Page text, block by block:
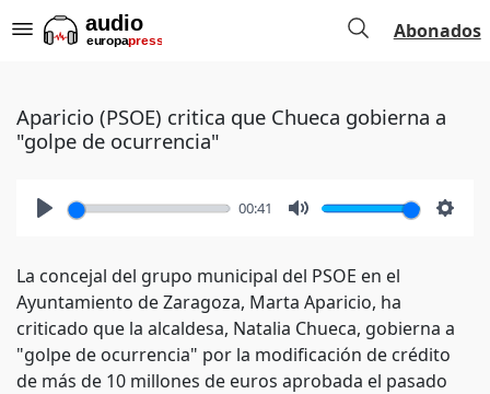
Abonados
Aparicio (PSOE) critica que Chueca gobierna a
"golpe de ocurrencia"
00:41
La concejal del grupo municipal del PSOE en el
Ayuntamiento de Zaragoza, Marta Aparicio, ha
criticado que la alcaldesa, Natalia Chueca, gobierna a
"golpe de ocurrencia" por la modificación de crédito
de más de 10 millones de euros aprobada el pasado